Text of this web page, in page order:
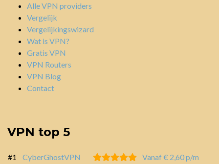
Alle VPN providers
Vergelijk
Vergelijkingswizard
Wat is VPN?
Gratis VPN
VPN Routers
VPN Blog
Contact
VPN top 5
#1 CyberGhostVPN
Vanaf € 2,60 p/m